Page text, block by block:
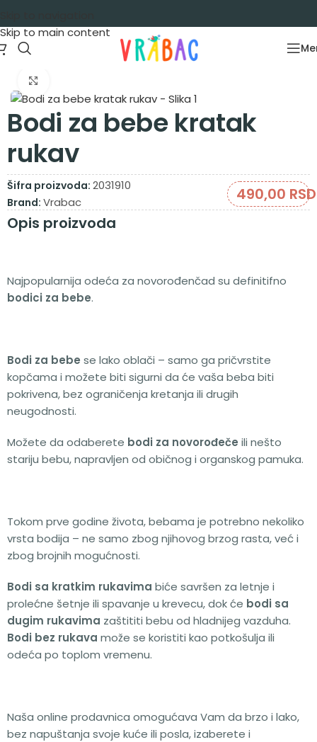
Skip to main content
Bodići
Bodi za bebe kratak
rukav
Šifra proizvoda: 2031910
Brand: Vrabac 490,00 RSD
Opis proizvoda
Najpopularnija odeća za novorođenčad su definitifno
bodici za bebe.
Bodi za bebe se lako oblači – samo ga pričvrstite
kopčama i možete biti sigurni da će vaša beba biti
pokrivena, bez ograničenja kretanja ili drugih
neugodnosti.
Možete da odaberete bodi za novorođeče ili nešto
stariju bebu, napravljen od običnog i organskog pamuka.
Tokom prve godine života, bebama je potrebno nekoliko
vrsta bodija – ne samo zbog njihovog brzog rasta, već i
zbog brojnih mogućnosti.
Bodi sa kratkim rukavima biće savršen za letnje i
prolećne šetnje ili spavanje u krevecu, dok će bodi sa
dugim rukavima zaštititi bebu od hladnijeg vazduha.
Bodi bez rukava može se koristiti kao potkošulja ili
odeća po toplom vremenu.
Naša online prodavnica omogućava Vam da brzo i lako,
bez napuštanja svoje kuće ili posla, izaberete i